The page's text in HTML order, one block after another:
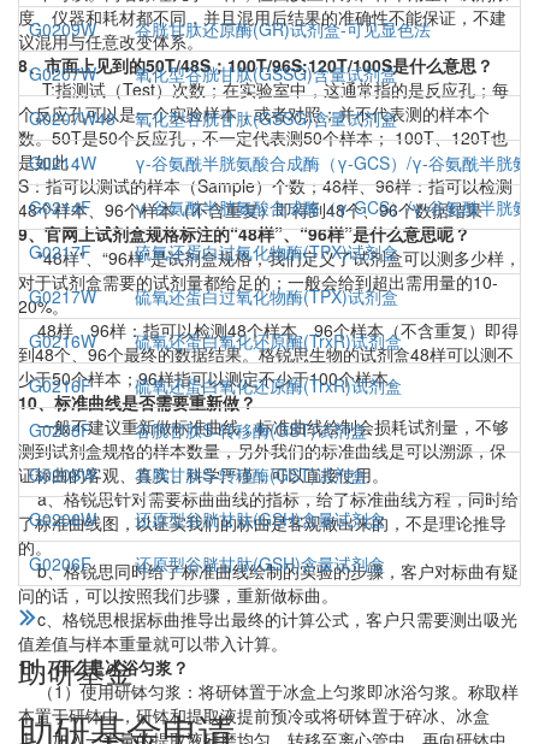
度、仪器和耗材都不同，并且混用后结果的准确性不能保证，不建
议混用与任意改变体系。
8、市面上见到的50T/48S；100T/96S;120T/100S是什么意思？
T:指测试（Test）次数；在实验室中，这通常指的是反应孔；每
个反应孔可以是一个实验样本，或者对照；并不代表测的样本个
数。50T是50个反应孔，不一定代表测50个样本； 100T、120T也
是如此；
S：指可以测试的样本（Sample）个数；48样、96样：指可以检测
48个样本、96个样本（不含重复）即得到48个、96个数据结果
9、官网上试剂盒规格标注的“48样”、“96样”是什么意思呢？
“48样”、“96样”是试剂盒规格，我们定义了试剂盒可以测多少样，
对于试剂盒需要的试剂量都给足的；一般会给到超出需用量的10-
20%。
48样、96样：指可以检测48个样本、96个样本（不含重复）即得
到48个、96个最终的数据结果。格锐思生物的试剂盒48样可以测不
少于50个样本；96样指可以测定不少于100个样本。
10、标准曲线是否需要重新做？
一般不建议重新做标准曲线，标准曲线绘制会损耗试剂量，不够
测到试剂盒规格的样本数量，另外我们的标准曲线是可以溯源，保
证标曲的客观、真实、科学严谨，可以直接使用。
a、格锐思针对需要标曲曲线的指标，给了标准曲线方程，同时给
了标准曲线图，以证实我们的标曲是客观做出来的，不是理论推导
的。
b、格锐思同时给了标准曲线绘制的实验的步骤，客户对标曲有疑
问的话，可以按照我们步骤，重新做标曲。
c、格锐思根据标曲推导出最终的计算公式，客户只需要测出吸光
值差值与样本重量就可以带入计算。
11、什么是冰浴匀浆？
（1）使用研钵匀浆：将研钵置于冰盒上匀浆即冰浴匀浆。称取样
本置于研钵中，研钵和提取液提前预冷或将研钵置于碎冰、冰盒
上，加入一半量的提取液研磨均匀，转移至离心管中，再向研钵中
G0209W
谷胱甘肽还原酶(GR)试剂盒-可见显色法
G0207W
氧化型谷胱甘肽(GSSG)含量试剂盒
G0207W48
氧化型谷胱甘肽(GSSG)含量试剂盒
G0214W
γ-谷氨酰半胱氨酸合成酶（γ-GCS）/γ-谷氨酰半胱氨
G0214F
γ-谷氨酰半胱氨酸合成酶（γ-GCS）/γ-谷氨酰半胱氨
G0217F
硫氧还蛋白过氧化物酶(TPX)试剂盒
G0217W
硫氧还蛋白过氧化物酶(TPX)试剂盒
G0216W
硫氧还蛋白氧化还原酶(TrxR)试剂盒
G0216F
硫氧还蛋白氧化还原酶(TrxR)试剂盒
G0208F
谷胱甘肽S-转移酶(GST)试剂盒
G0208W
谷胱甘肽S-转移酶(GST)试剂盒
G0206W
还原型谷胱甘肽(GSH)含量试剂盒
G0206F
还原型谷胱甘肽(GSH)含量试剂盒
助研基金
助研基金申请